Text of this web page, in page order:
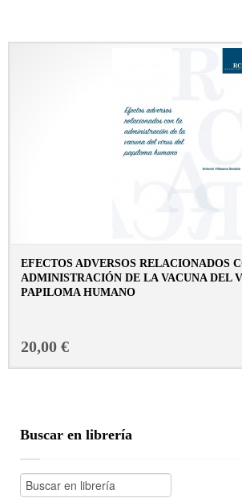
EFECTOS ADVERSOS RELACIONADOS
ADMINISTRACIÓN DE LA VACUNA DEL
PAPILOMA HUMANO
20,00 €
Buscar en librería